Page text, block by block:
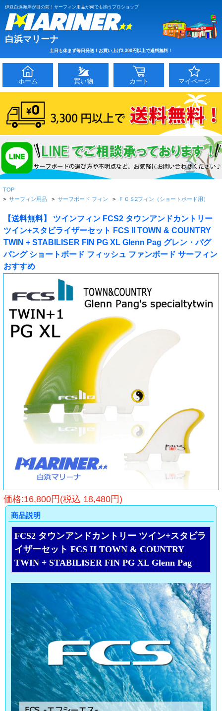
伊豆白浜海岸が目の前！サーフィン用品が何でも揃うプロショップ
白浜マリーナ
土日も休まず毎日発送！お買い上げ3,300円以上で送料無料！
ホーム 買い物 カート マイページ
TOP
> サーフィン用品 > サーフボード フィン > ＦＣＳ2フィン（ショートボード用）
【送料無料】 ツインフィン FCS2 タウンアンドカントリー
ツイン+スタビライザーセット FCS II TOWN & COUNTRY
TWIN + STABILISER FIN PG XL Glenn Pag グレン・パグ
パング ショートボード フィッシュ ファンボード サーフィン
おすすめ
価格:16,800円(税込 18,480円)
商品説明
FCS2 タウンアンドカントリー ツイン+スタビラ
イザーセット FCS II TOWN & COUNTRY
TWIN + STABILISER FIN PG XL Glenn Pag